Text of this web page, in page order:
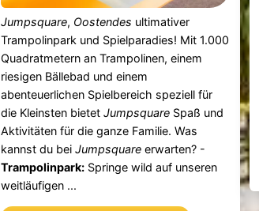
Jumpsquare, Oostendes ultimativer
Trampolinpark und Spielparadies! Mit 1.000
Quadratmetern an Trampolinen, einem
riesigen Bällebad und einem
abenteuerlichen Spielbereich speziell für
die Kleinsten bietet JumpsquareSpaß und
Aktivitäten für die ganze Familie. Was
kannst du bei Jumpsquareerwarten? -
Trampolinpark:Springe wild auf unseren
weitläufigen ...